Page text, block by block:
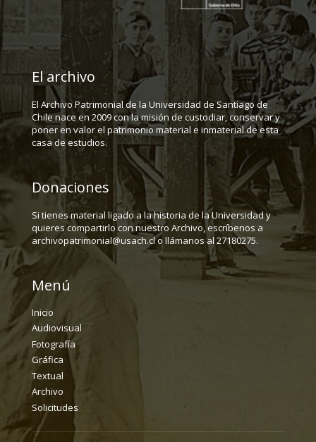
El archivo
El Archivo Patrimonial de la Universidad de Santiago de
Chile nace en 2009 con la misión de custodiar, conservar y
poner en valor el patrimonio material e inmaterial de esta
casa de estudios.
Donaciones
Si tienes material ligado a la historia de la Universidad y
quieres compartirlo con nuestro Archivo, escríbenos a
archivopatrimonial@usach.cl o llámanos al 27180275.
Menú
Inicio
Audiovisual
Fotografía
Gráfica
Textual
Archivo
Solicitudes